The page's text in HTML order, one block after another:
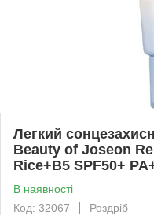
Легкий
Beauty of Joseon
Rice+B5 SPF50+
В наявності
Код: 32067
Роздріб